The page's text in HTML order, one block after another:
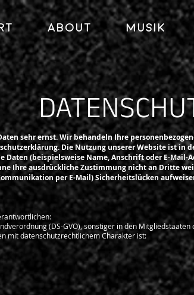
About Musik
sehr ernst. Wir behandeln Ihre
Die Nutzung unserer Website ist in
Daten (beispielsweise Name, Anschrift oder E-
Ihre ausdrückliche Zustimmung nicht an Dritte
per E-Mail) Sicherheitslücken
(DS-GVO), sonstiger in den
mit datenschutzrechtlichem Charakter ist: